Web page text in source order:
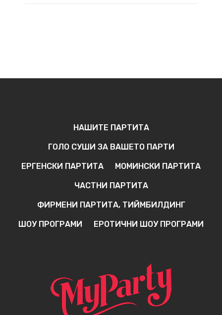
НАШИТЕ ПАРТИТА
ГОЛО СУШИ ЗА ВАШЕТО ПАРТИ
ЕРГЕНСКИ ПАРТИТА МОМИНСКИ ПАРТИТА
ЧАСТНИ ПАРТИТА
ФИРМЕНИ ПАРТИТА, ТИЙМБИЛДИНГ
ШОУ ПРОГРАМИ ЕРОТИЧНИ ШОУ ПРОГРАМИ